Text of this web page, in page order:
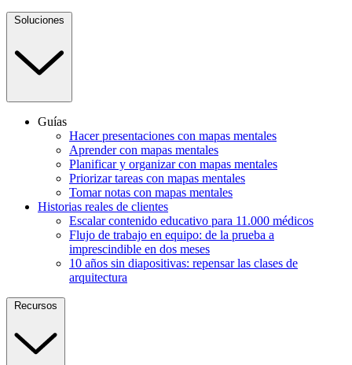
Soluciones
Guías
Hacer presentaciones con mapas mentales
Aprender con mapas mentales
Planificar y organizar con mapas mentales
Priorizar tareas con mapas mentales
Tomar notas con mapas mentales
Historias reales de clientes
Escalar contenido educativo para 11.000 médicos
Flujo de trabajo en equipo: de la prueba a
imprescindible en dos meses
10 años sin diapositivas: repensar las clases de
arquitectura
Recursos